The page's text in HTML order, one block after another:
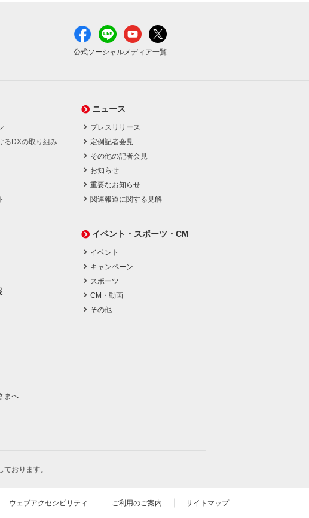
公式ソーシャルメディア一覧
るDXの取り組み
まへ
ニュース
プレスリリース
定例記者会見
その他の記者会見
お知らせ
重要なお知らせ
関連報道に関する見解
イベント・スポーツ・CM
イベント
キャンペーン
スポーツ
CM・動画
その他
おります。
ウェブアクセシビリティ ご利用のご案内 サイトマップ